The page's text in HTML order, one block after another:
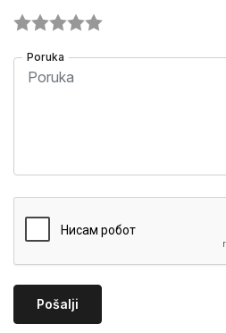
Poruka
Pošalji